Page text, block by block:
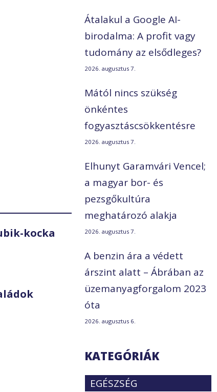
kocka
Átalakul a Google AI-
birodalma: A profit vagy
tudomány az elsődleges?
2026. augusztus 7.
Mától nincs szükség
önkéntes
fogyasztáscsökkentésre
2026. augusztus 7.
Elhunyt Garamvári Vencel;
a magyar bor- és
pezsgőkultúra
meghatározó alakja
2026. augusztus 7.
A benzin ára a védett
árszint alatt – Ábrában az
üzemanyagforgalom 2023
óta
2026. augusztus 6.
KATEGÓRIÁK
EGÉSZSÉG